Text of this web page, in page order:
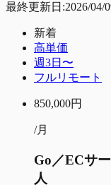
最終更新日:2026/04/
新着
高単価
週3日〜
フルリモート
850,000円
/月
Go／ECサ
人